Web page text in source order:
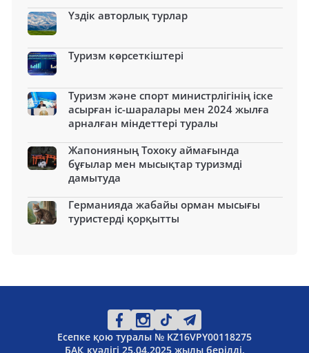
Үздік авторлық турлар
Туризм көрсеткіштері
Туризм және спорт министрлігінің іске
асырған іс-шаралары мен 2024 жылға
арналған міндеттері туралы
Жапонияның Тохоку аймағында
бұғылар мен мысықтар туризмді
дамытуда
Германияда жабайы орман мысығы
туристерді қорқытты
Есепке қою туралы № KZ16VPY00118275
БАҚ куәлігі 25.04.2025 жылы берілді.